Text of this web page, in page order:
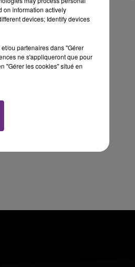
LE TICKET DE
on information actively
devices; Identify devices
ou partenaires dans "Gérer
ne s'appliqueront que pour
"Gérer les cookies" situé en